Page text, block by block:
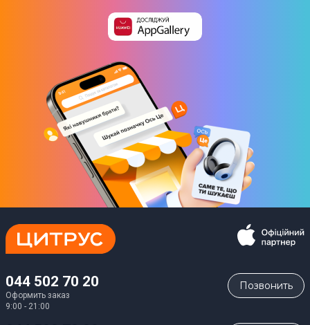
044 502 70 20
Оформить заказ
9:00 - 21:00
Позвонить